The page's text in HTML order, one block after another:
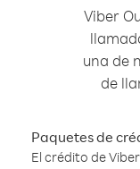
Viber
una de
de
Paquetes de
El crédito de